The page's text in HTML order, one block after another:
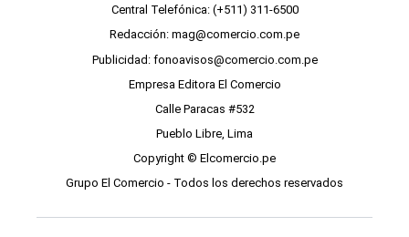
Central Telefónica: (+511) 311-6500
Redacción: mag@comercio.com.pe
Publicidad: fonoavisos@comercio.com.pe
Empresa Editora El Comercio
Calle Paracas #532
Pueblo Libre, Lima
Copyright © Elcomercio.pe
Grupo El Comercio - Todos los derechos reservados